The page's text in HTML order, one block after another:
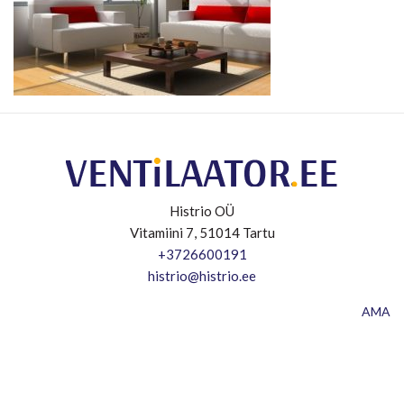
Histrio OÜ
Vitamiini 7, 51014 Tartu
+3726600191
histrio@histrio.ee
AMA